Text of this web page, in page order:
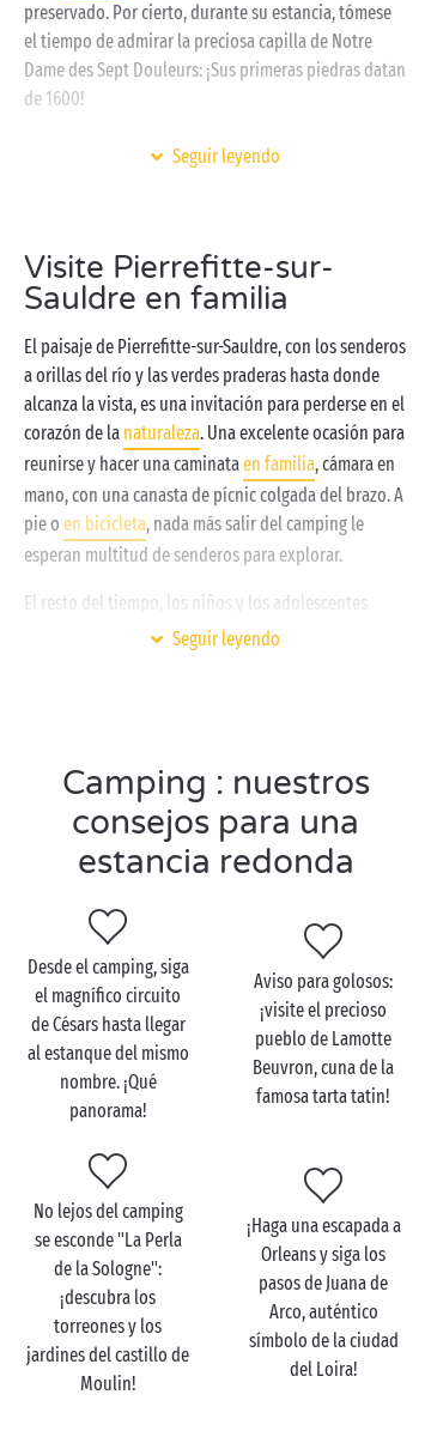
preservado. Por cierto, durante su estancia, tómese
el tiempo de admirar la preciosa capilla de Notre
Dame des Sept Douleurs: ¡Sus primeras piedras datan
de 1600!
Muy cerca de los verdes páramos o en una
, disfrute de los paisajes del
skate park, actividades acuáticas en el lago privado...
Después de almorzar, diríjase a las piscinas cubiertas
jardines de agua para los más pequeños. Vuelva por
fin a la comodidad de su nido acogedor:
alojamiento insólito,mobile-hometotalmente
equipada oparcelatradicional, ¡usted elije!
Seguir leyendo
Visite Pierrefitte-sur-
Sauldre en familia
El paisaje de Pierrefitte-sur-Sauldre, con los senderos
a orillas del río y las verdes praderas hasta donde
alcanza la vista, es una invitación para perderse en el
corazón de la naturaleza. Una excelente ocasión para
reunirse y hacer una caminataen familia, cámara en
mano, con una canasta de pícnic colgada del brazo. A
pie o en bicicleta, nada más salir del camping le
esperan multitud de senderos para explorar.
El resto del tiempo, los niños y los adolescentes
estarán ocupados con un montón de actividades y
Visite Pierrefitte-sur-
Sauldre en pareja
espacios abiertos, ¡Pierrefitte-sur-Sauldre en Sologne
es el lugar idílico con el que soñaban! Además de su
hermoso patrimonio inspirado en su capilla, su
iglesia de Saint-Étienne o su fuente de Saint-Eutrope,
el pueblo también goza de la distinción de “Village
fleuri” (Pueblo florido). Incluso fue nombrado
“Village préféré des solognots” (Pueblo favorito de
los habitantes de la Sologne) en 2015.
En verano, les encantará caminar
cogidos de la mano
por los senderos flanqueados por jardines ingleses y
casas floridas. ¡Un verdadero placer para los
sentidos!
Seguir leyendo
Camping : nuestros
consejos para una
estancia redonda
Desde el camping, siga
el magnífico circuito
de Césars hasta llegar
al estanque del mismo
nombre. ¡Qué
panorama!
Aviso para golosos:
¡visite el precioso
pueblo de Lamotte
Beuvron, cuna de la
famosa tarta tatin!
No lejos del camping
se esconde "La Perla
de la Sologne":
¡descubra los
torreones y los
jardines del castillo de
Moulin!
¡Haga una escapada a
Orleans y siga los
pasos de Juana de
Arco, auténtico
símbolo de la ciudad
del Loira!